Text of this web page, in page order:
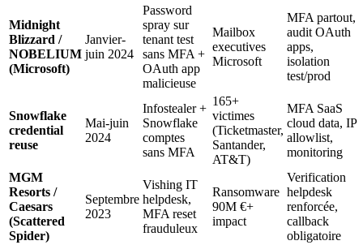
Midnight
Blizzard /
NOBELIUM
(Microsoft)
Janvier-
juin 2024
Password
spray sur
tenant test
sans MFA +
OAuth app
malicieuse
Mailbox
executives
Microsoft
MFA partout,
audit OAuth
apps,
isolation
test/prod
Snowflake
credential
reuse
Mai-juin
2024
Infostealer +
Snowflake
comptes
sans MFA
165+
victimes
(Ticketmaster,
Santander,
AT&T)
MFA SaaS
cloud data, IP
allowlist,
monitoring
MGM
Resorts /
Caesars
(Scattered
Spider)
Septembre
2023
Vishing IT
helpdesk,
MFA reset
frauduleux
Ransomware
90M €+
impact
Verification
helpdesk
renforcée,
callback
obligatoire